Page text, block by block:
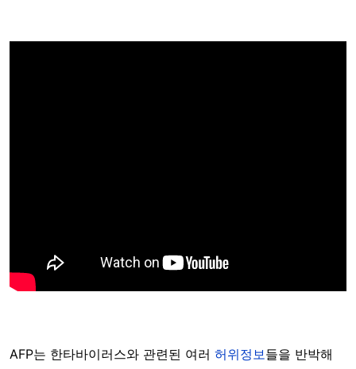
AFP는 한타바이러스와 관련된 여러 허위정보들을 반박해